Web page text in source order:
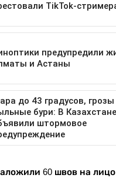
60 швов на лицо